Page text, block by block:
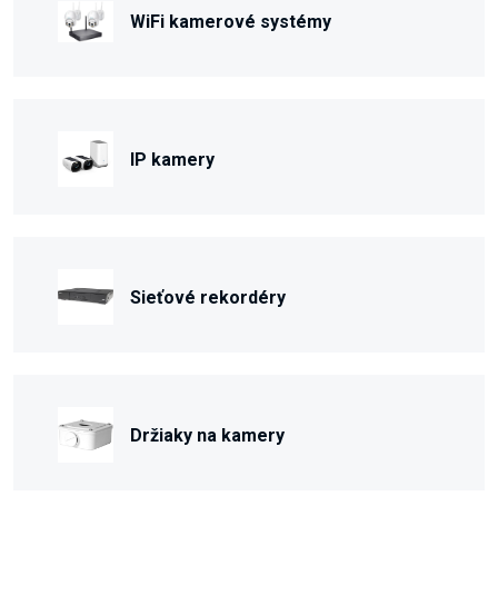
WiFi kamerové systémy
IP kamery
Sieťové rekordéry
Držiaky na kamery